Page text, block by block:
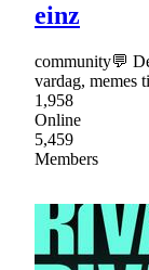
einz
community💬
vardag, memes
1,958
Online
5,459
Members